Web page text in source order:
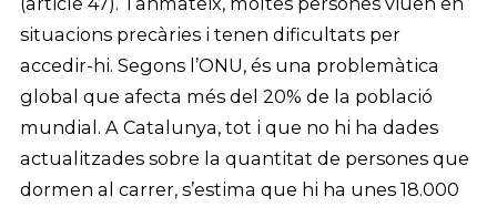
situacions precàries i tenen dificultats per
accedir-hi. Segons l’ONU, és una problemàtica
global que afecta més del 20% de la població
mundial. A Catalunya, tot i que no hi ha dades
actualitzades sobre la quantitat de persones que
dormen al carrer, s’estima que hi ha unes 18.000